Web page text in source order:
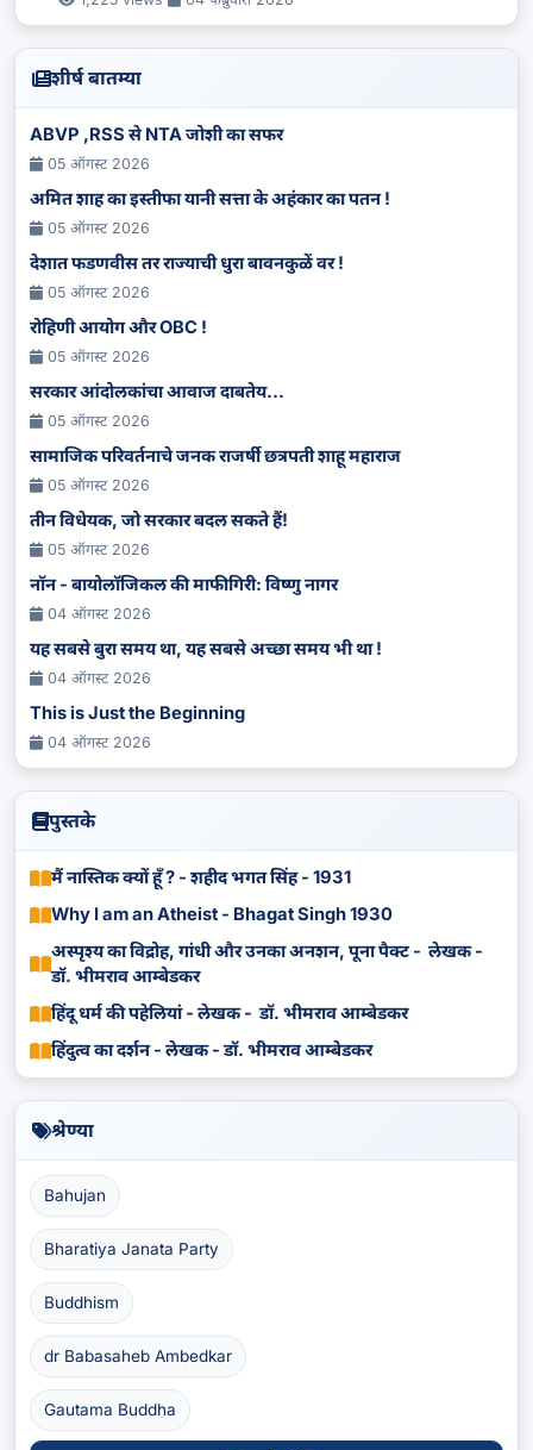
शीर्ष बातम्या
ABVP ,RSS से NTA जोशी का सफर
05 ऑगस्ट 2026
अमित शाह का इस्तीफा यानी सत्ता के अहंकार का पतन !
05 ऑगस्ट 2026
देशात फडणवीस तर राज्याची धुरा बावनकुळें वर !
05 ऑगस्ट 2026
रोहिणी आयोग और OBC !
05 ऑगस्ट 2026
सरकार आंदोलकांचा आवाज दाबतेय...
05 ऑगस्ट 2026
सामाजिक परिवर्तनाचे जनक राजर्षी छत्रपती शाहू महाराज
05 ऑगस्ट 2026
तीन विधेयक, जो सरकार बदल सकते हैं!
05 ऑगस्ट 2026
नॉन - बायोलॉजिकल की माफीगिरी: विष्णु नागर
04 ऑगस्ट 2026
यह सबसे बुरा समय था, यह सबसे अच्छा समय भी था !
04 ऑगस्ट 2026
This is Just the Beginning
04 ऑगस्ट 2026
पुस्तके
मैं नास्तिक क्यों हूँ ? - शहीद भगत सिंह - 1931
Why I am an Atheist - Bhagat Singh 1930
अस्पृश्य का विद्रोह, गांधी और उनका अनशन, पूना पैक्ट - लेखक -
डॉ. भीमराव आम्बेडकर
हिंदू धर्म की पहेलियां - लेखक - डॉ. भीमराव आम्बेडकर
हिंदुत्व का दर्शन - लेखक - डॉ. भीमराव आम्बेडकर
श्रेण्या
Bahujan
Bharatiya Janata Party
Buddhism
dr Babasaheb Ambedkar
Gautama Buddha